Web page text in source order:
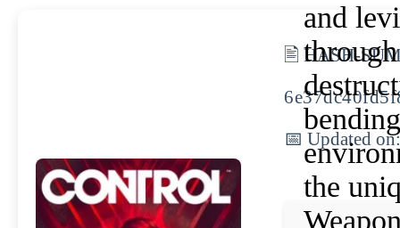
🖹 HASH-
📅 Updated
and
the